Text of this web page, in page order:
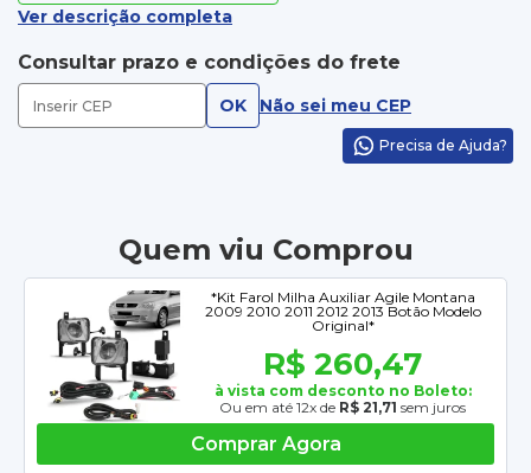
Ver descrição completa
Consultar prazo e condições do frete
OK Não sei meu CEP
Precisa de Ajuda?
Quem viu Comprou
*Kit Farol Milha Auxiliar Agile Montana
2009 2010 2011 2012 2013 Botão Modelo
Original*
R$ 260,47
à vista com desconto no Boleto:
Ou em até 12x de R$ 21,71 sem juros
Comprar Agora